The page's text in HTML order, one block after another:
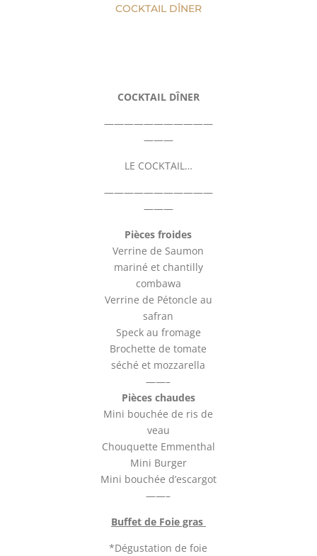
COCKTAIL DÎNER
COCKTAIL DÎNER
———————————
———
LE COCKTAIL…
———————————
———
Pièces froides
Verrine de Saumon
mariné et chantilly
combawa
Verrine de Pétoncle au
safran
Speck au fromage
Brochette de tomate
séché et mozzarella
——–
Pièces chaudes
Mini bouchée de ris de
veau
Chouquette Emmenthal
Mini Burger
Mini bouchée d’escargot
——–
Buffet de Foie gras
*Dégustation de foie